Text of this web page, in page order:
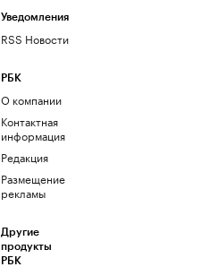
Уведомления
RSS Новости
РБК
О компании
Контактная
информация
Редакция
Размещение
рекламы
Другие
продукты
РБК